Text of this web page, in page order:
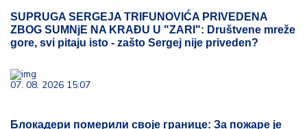
SUPRUGA SERGEJA TRIFUNOVIĆA PRIVEDENA
ZBOG SUMNjE NA KRAĐU U "ZARI": Društvene mreže
gore, svi pitaju isto - zašto Sergej nije priveden?
07. 08. 2026 15:07
Блокадери померили своје границе: За пожаре је